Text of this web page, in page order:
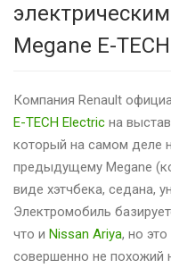
Megane E-
Компания Renault
E-TECH Electric на
который на самом деле
предыдущему Megane
виде хэтчбека, седана,
Электромобиль
что и Nissan Ariya, но
совершенно не похожий